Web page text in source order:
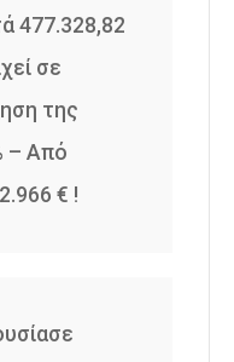
477.328,82
σε
της
– Από
€ !